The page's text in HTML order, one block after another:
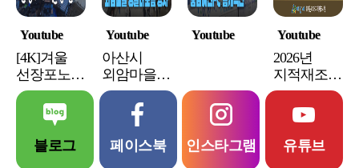
Youtube
[4K]겨울
선장포노을
공원 |
Sunjangpo
Sunset Park |
아산
방문의 해
Youtube
아산시
외암마을
정월대보름
Youtube Youtube
2026년
지적재조사
주민설명회
블로그 페이스북 인스타그램 유튜브